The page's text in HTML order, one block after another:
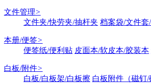
文件管理>
文件夹/快劳夹/抽杆夹 档案袋/文件
本册/便签>
便签纸/便利贴 皮面本/软皮本/胶装本
白板/附件>
白板/白板架/白板擦 白板附件（磁钉/